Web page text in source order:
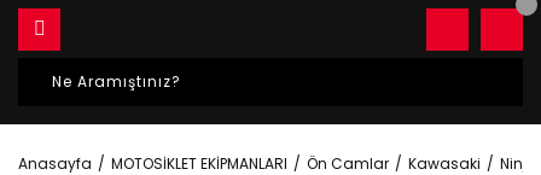
Anasayfa MOTOSİKLET EKİPMANLARI Ön Camlar Kawasaki Ninja